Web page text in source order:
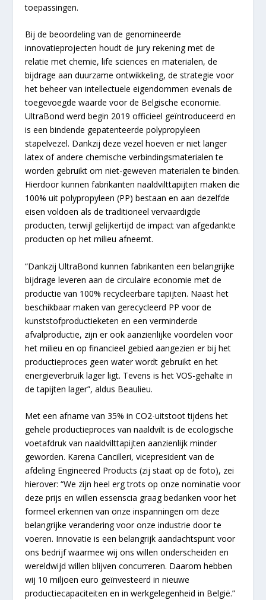
toepassingen.
Bij de beoordeling van de genomineerde
innovatieprojecten houdt de jury rekening met de
relatie met chemie, life sciences en materialen, de
bijdrage aan duurzame ontwikkeling, de strategie voor
het beheer van intellectuele eigendommen evenals de
toegevoegde waarde voor de Belgische economie.
UltraBond werd begin 2019 officieel geïntroduceerd en
is een bindende gepatenteerde polypropyleen
stapelvezel. Dankzij deze vezel hoeven er niet langer
latex of andere chemische verbindingsmaterialen te
worden gebruikt om niet-geweven materialen te binden.
Hierdoor kunnen fabrikanten naaldvilttapijten maken die
100% uit polypropyleen (PP) bestaan en aan dezelfde
eisen voldoen als de traditioneel vervaardigde
producten, terwijl gelijkertijd de impact van afgedankte
producten op het milieu afneemt.
“Dankzij UltraBond kunnen fabrikanten een belangrijke
bijdrage leveren aan de circulaire economie met de
productie van 100% recycleerbare tapijten. Naast het
beschikbaar maken van gerecycleerd PP voor de
kunststofproductieketen en een verminderde
afvalproductie, zijn er ook aanzienlijke voordelen voor
het milieu en op financieel gebied aangezien er bij het
productieproces geen water wordt gebruikt en het
energieverbruik lager ligt. Tevens is het VOS-gehalte in
de tapijten lager”, aldus Beaulieu.
Met een afname van 35% in CO2-uitstoot tijdens het
gehele productieproces van naaldvilt is de ecologische
voetafdruk van naaldvilttapijten aanzienlijk minder
geworden. Karena Cancilleri, vicepresident van de
afdeling Engineered Products (zij staat op de foto), zei
hierover: “We zijn heel erg trots op onze nominatie voor
deze prijs en willen essenscia graag bedanken voor het
formeel erkennen van onze inspanningen om deze
belangrijke verandering voor onze industrie door te
voeren. Innovatie is een belangrijk aandachtspunt voor
ons bedrijf waarmee wij ons willen onderscheiden en
wereldwijd willen blijven concurreren. Daarom hebben
wij 10 miljoen euro geïnvesteerd in nieuwe
productiecapaciteiten en in werkgelegenheid in België.”